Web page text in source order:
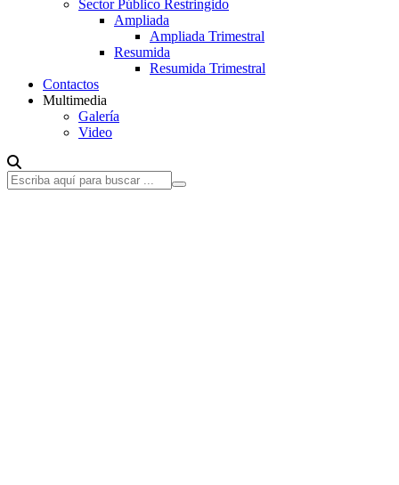
Sector Público Restringido
Ampliada
Ampliada Trimestral
Resumida
Resumida Trimestral
Contactos
Multimedia
Galería
Video